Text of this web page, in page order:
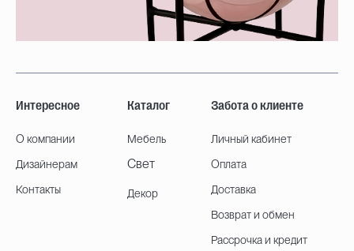
Интересное
О компании
Дизайнерам
Контакты
Каталог
Мебель
Свет
Декор
Забота о клиенте
Личный кабинет
Оплата
Доставка
Возврат и обмен
Рассрочка и кредит